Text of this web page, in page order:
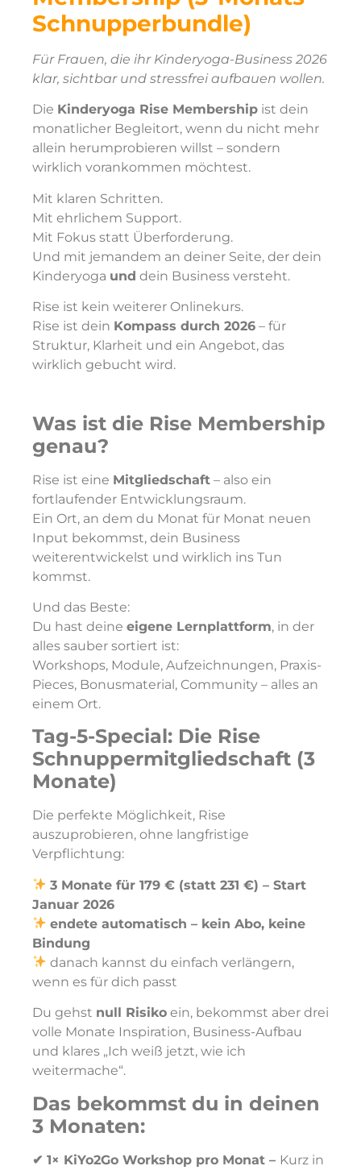
Schnupperbundle)
Für Frauen, die ihr Kinderyoga-Business 2026
klar, sichtbar und stressfrei aufbauen wollen.
Die Kinderyoga Rise Membership ist dein
monatlicher Begleitort, wenn du nicht mehr
allein herumprobieren willst – sondern
wirklich vorankommen möchtest.
Mit klaren Schritten.
Mit ehrlichem Support.
Mit Fokus statt Überforderung.
Und mit jemandem an deiner Seite, der dein
Kinderyoga und dein Business versteht.
Rise ist kein weiterer Onlinekurs.
Rise ist dein Kompass durch 2026 – für
Struktur, Klarheit und ein Angebot, das
wirklich gebucht wird.
Was ist die Rise Membership
genau?
Rise ist eine Mitgliedschaft – also ein
fortlaufender Entwicklungsraum.
Ein Ort, an dem du Monat für Monat neuen
Input bekommst, dein Business
weiterentwickelst und wirklich ins Tun
kommst.
Und das Beste:
Du hast deine eigene Lernplattform, in der
alles sauber sortiert ist:
Workshops, Module, Aufzeichnungen, Praxis-
Pieces, Bonusmaterial, Community – alles an
einem Ort.
Tag-5-Special: Die Rise
Schnuppermitgliedschaft (3
Monate)
Die perfekte Möglichkeit, Rise
auszuprobieren, ohne langfristige
Verpflichtung:
3 Monate für 179 € (statt 231 €) – Start
Januar 2026
endete automatisch – kein Abo, keine
Bindung
danach kannst du einfach verlängern,
wenn es für dich passt
Du gehst null Risiko ein, bekommst aber drei
volle Monate Inspiration, Business-Aufbau
und klares „Ich weiß jetzt, wie ich
weitermache“.
Das bekommst du in deinen
3 Monaten:
✔ 1× KiYo2Go Workshop pro Monat – Kurz in